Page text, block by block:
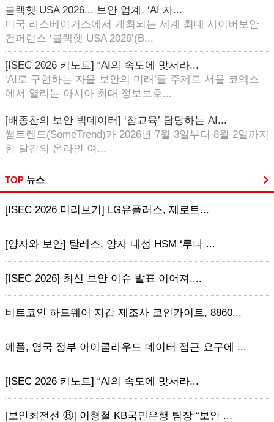
블랙햇 USA 2026... 보안 업계, ‘AI 자...
미국 라스베이거스에서 개최되는 세계 최대 사이버보안
컨퍼런스 ‘블랙햇 USA 2026’(B...
[ISEC 2026 키노트] “AI의 속도에 맞서라...
‘AI로 구현하는 자율 보안의 미래’를 주제로 서울 코엑스
에서 열리는 아시아 최대 정보보호...
[배종찬의 보안 빅데이터] ‘참교육’ 담당하는 AI...
썸트렌드(SomeTrend)가 2026년 7월 3일부터 8월 2일까지
한 달간의 온라인 여...
TOP 뉴스
[ISEC 2026 미리보기] LG유플러스, 제로트...
[양자와 보안] 탈레스, 양자 내성 HSM ‘루나 ...
[ISEC 2026] 최신 보안 이슈 발표 이어져....
비트코인 하드웨어 지갑 제조사 코인카이트, 8860...
애플, 영국 정부 아이클라우드 데이터 접근 요구에 ...
[ISEC 2026 키노트] “AI의 속도에 맞서라...
[보안최전선 ⑧] 이형철 KB국민은행 팀장 “보안 ...